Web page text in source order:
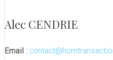
Alec CENDRIE
Email :